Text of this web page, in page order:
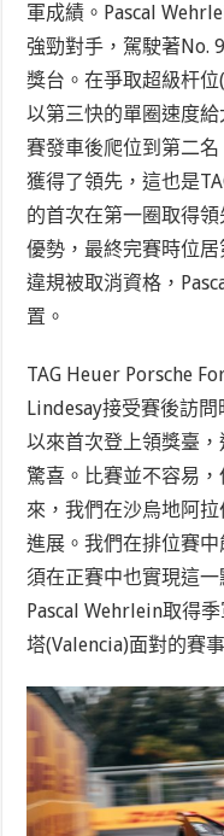
軍成績。Pascal
強勁對手，駕駛著No.
獎台。在爭取超級杆
以第三快的單圈速度
賽發車後爬位到第二
獲得了領先，這也是
的首次在第一圈取得
優勢，最終完賽時位
違規被取消資格，
置。
TAG Heuer Porsche
Lindesay接受賽後訪
以來首次登上領獎臺
驚喜。比賽並不容易
來，我們在沙烏地阿
進展。我們在排位賽
須在正賽中也實現這
Pascal Wehrlein取得
塔(Valencia)面對的賽